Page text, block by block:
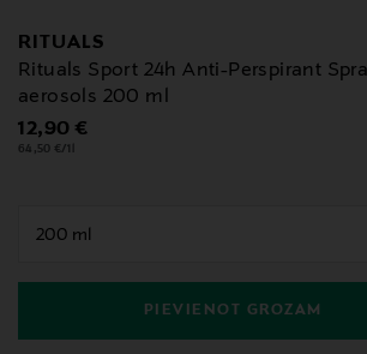
RITUALS
Rituals Sport 24h Anti-Perspirant
aerosols 200 ml
Original Price
12,90 €
64,50 €/1l
PIEVIENOT GROZAM